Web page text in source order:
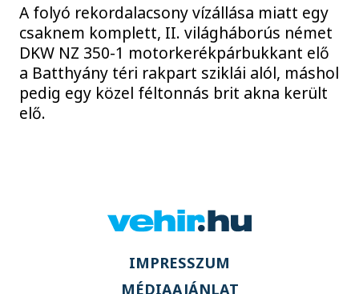
A folyó rekordalacsony vízállása miatt egy
csaknem komplett, II. világháborús német
DKW NZ 350-1 motorkerékpárbukkant elő
a Batthyány téri rakpart sziklái alól, máshol
pedig egy közel féltonnás brit akna került
elő.
IMPRESSZUM
MÉDIAAJÁNLAT